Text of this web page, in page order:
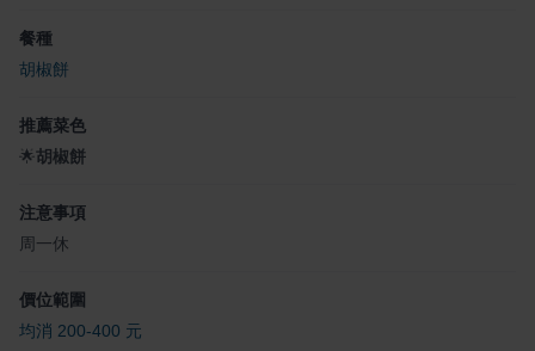
餐種
胡椒餅
推薦菜色
🌟胡椒餅
注意事項
周一休
價位範圍
均消 200-400 元